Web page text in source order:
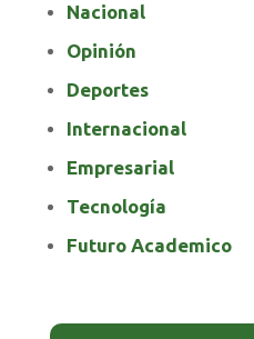
Nacional
Opinión
Deportes
Internacional
Empresarial
Tecnología
Futuro Academico